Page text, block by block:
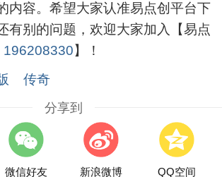
内容。希望大家认准易点创平台下
有别的问题，欢迎大家加入【易点
196208330】！
传奇
分享到
微信好友 新浪微博 QQ空间